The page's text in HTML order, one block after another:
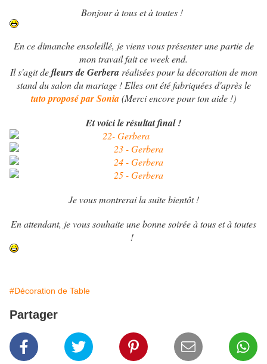
Bonjour à tous et à toutes !
En ce dimanche ensoleillé, je viens vous présenter une partie de
mon travail fait ce week end.
Il s'agit defleurs de Gerberaréalisées pour la décoration de mon
stand du salon du mariage ! Elles ont été fabriquées d'après le
tuto proposé par Sonia(Merci encore pour ton aide !)
Et voici le résultat final !
Je vous montrerai la suite bientôt !
En attendant, je vous souhaite une bonne soirée à tous et à toutes
!
#Décoration de Table
Partager